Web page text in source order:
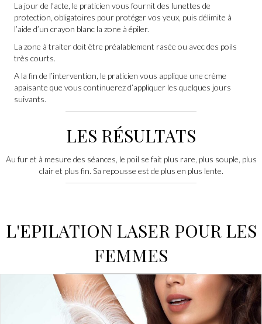
La jour de l’acte, le praticien vous fournit des lunettes de
protection, obligatoires pour protéger vos yeux, puis délimite à
l’aide d’un crayon blanc la zone à épiler.
La zone à traiter doit être préalablement rasée ou avec des poils
très courts.
A la fin de l’intervention, le praticien vous applique une crème
apaisante que vous continuerez d’appliquer les quelques jours
suivants.
LES RÉSULTATS
Au fur et à mesure des séances, le poil se fait plus rare, plus souple, plus
clair et plus fin. Sa repousse est de plus en plus lente.
L'EPILATION LASER POUR LES
FEMMES